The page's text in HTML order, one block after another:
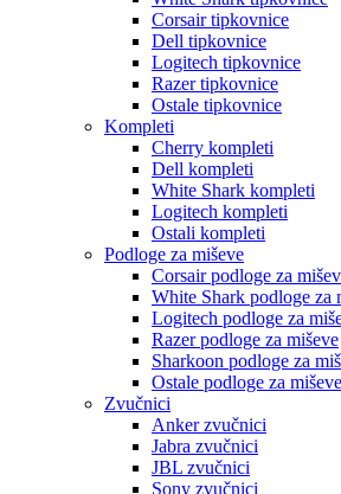
Corsair tipkovnice
Dell tipkovnice
Logitech tipkovnice
Razer tipkovnice
Ostale tipkovnice
Kompleti
Cherry kompleti
Dell kompleti
White Shark kompleti
Logitech kompleti
Ostali kompleti
Podloge za miševe
Corsair podloge za
White Shark podloge za
Logitech podloge za
Razer podloge za miševe
Sharkoon podloge za
Ostale podloge za miševe
Zvučnici
Anker zvučnici
Jabra zvučnici
JBL zvučnici
Sony zvučnici